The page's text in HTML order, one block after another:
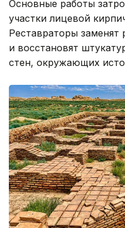
Основные работы
участки лицевой
Реставраторы
и восстановят
стен, окружающих